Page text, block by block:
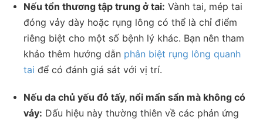
Nếu tổn thương tập trung ở tai: Vành tai, mép tai
đóng vảy dày hoặc rụng lông có thể là chỉ điểm
riêng biệt cho một số bệnh lý khác. Bạn nên tham
khảo thêm hướng dẫn phân biệt rụng lông quanh
tai để có đánh giá sát với vị trí.
Nếu da chủ yếu đỏ tấy, nổi mẩn sẩn mà không có
vảy: Dấu hiệu này thường thiên về các phản ứng